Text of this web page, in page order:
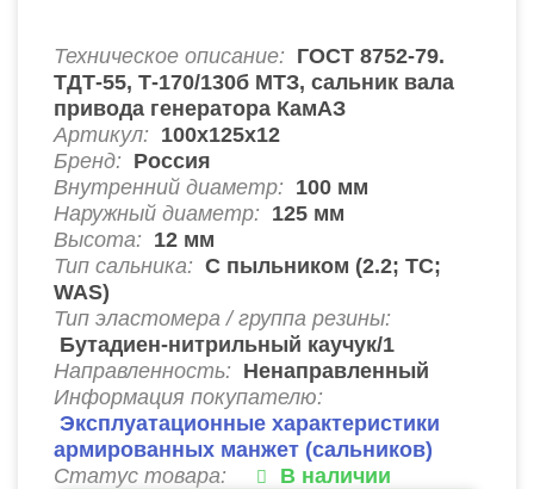
Техническое описание: ГОСТ 8752-79.
ТДТ-55, Т-170/130б МТЗ, сальник вала
привода генератора КамАЗ
Артикул: 100х125х12
Бренд: Россия
Внутренний диаметр: 100 мм
Наружный диаметр: 125 мм
Высота: 12 мм
Тип сальника: C пыльником (2.2; ТС;
WAS)
Тип эластомера / группа резины:
Бутадиен-нитрильный каучук/1
Направленность: Ненаправленный
Информация покупателю:
Эксплуатационные характеристики
армированных манжет (сальников)
Статус товара:
В наличии